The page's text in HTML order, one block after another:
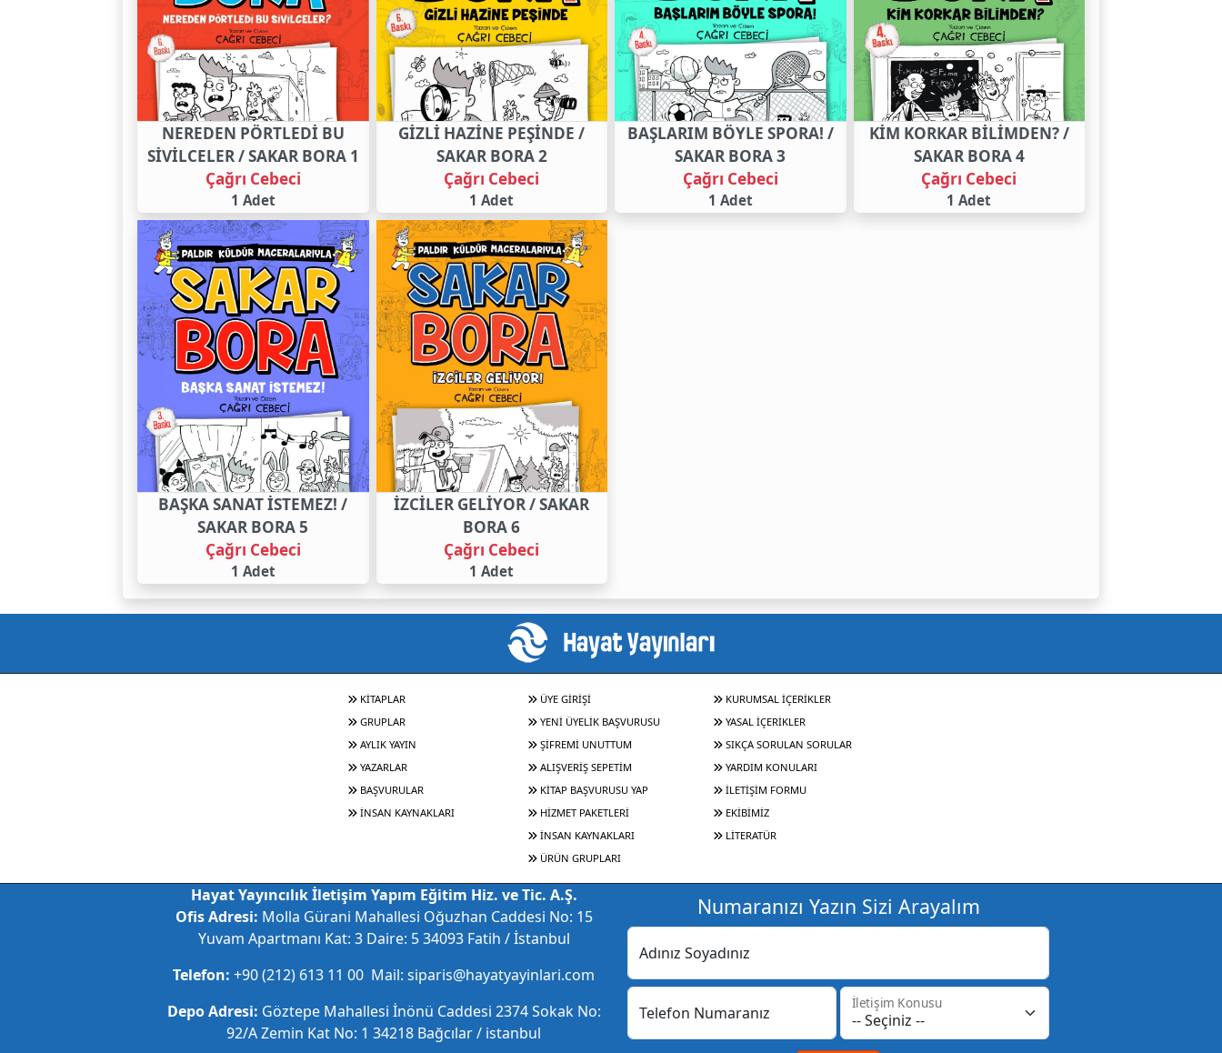
NEREDEN PÖRTLEDİ BU
SİVİLCELER / SAKAR BORA 1
Çağrı Cebeci
1 Adet
GİZLİ HAZİNE PEŞİNDE /
SAKAR BORA 2
Çağrı Cebeci
1 Adet
BAŞLARIM BÖYLE SPORA! /
SAKAR BORA 3
Çağrı Cebeci
1 Adet
KİM KORKAR BİLİMDEN? /
SAKAR BORA 4
Çağrı Cebeci
1 Adet
BAŞKA SANAT İSTEMEZ! /
SAKAR BORA 5
Çağrı Cebeci
1 Adet
İZCİLER GELİYOR / SAKAR
BORA 6
Çağrı Cebeci
1 Adet
KİTAPLAR
GRUPLAR
AYLIK YAYIN
YAZARLAR
BAŞVURULAR
İNSAN KAYNAKLARI
ÜYE GİRİŞİ
YENİ ÜYELİK BAŞVURUSU
ŞİFREMİ UNUTTUM
ALIŞVERİŞ SEPETİM
KİTAP BAŞVURUSU YAP
HİZMET PAKETLERİ
İNSAN KAYNAKLARI
ÜRÜN GRUPLARI
KURUMSAL İÇERİKLER
YASAL İÇERİKLER
SIKÇA SORULAN SORULAR
YARDIM KONULARI
İLETİŞİM FORMU
EKİBİMİZ
LİTERATÜR
Hayat Yayıncılık İletişim Yapım Eğitim Hiz. ve Tic. A.Ş.
Ofis Adresi: Molla Gürani Mahallesi Oğuzhan Caddesi No: 15
Yuvam Apartmanı Kat: 3 Daire: 5 34093 Fatih / İstanbul
Telefon: +90 (212) 613 11 00 Mail: siparis@hayatyayinlari.com
Depo Adresi: Göztepe Mahallesi İnönü Caddesi 2374 Sokak No:
92/A Zemin Kat No: 1 34218 Bağcılar / istanbul
Numaranızı Yazın Sizi Arayalım
Adınız Soyadınız
Telefon Numaranız
İletişim Konusu